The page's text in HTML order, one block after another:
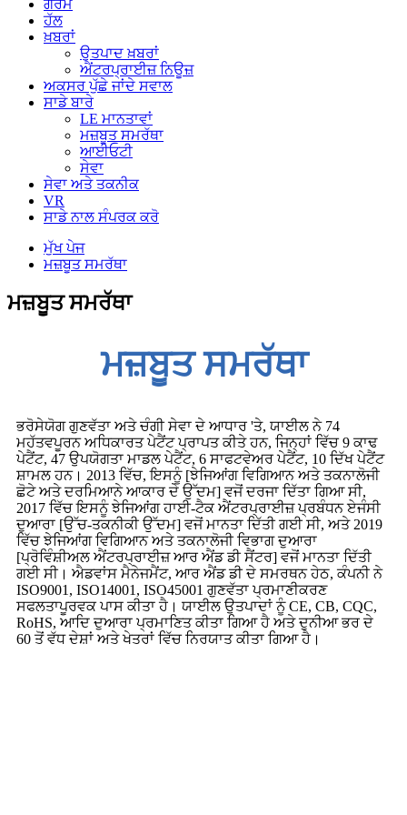
ਗਰਮ
ਹੱਲ
ਖ਼ਬਰਾਂ
ਉਤਪਾਦ ਖ਼ਬਰਾਂ
ਐਂਟਰਪ੍ਰਾਈਜ਼ ਨਿਊਜ਼
ਅਕਸਰ ਪੁੱਛੇ ਜਾਂਦੇ ਸਵਾਲ
ਸਾਡੇ ਬਾਰੇ
LE ਮਾਨਤਾਵਾਂ
ਮਜ਼ਬੂਤ ​​ਸਮਰੱਥਾ
ਆਈਓਟੀ
ਸੇਵਾ
ਸੇਵਾ ਅਤੇ ਤਕਨੀਕ
VR
ਸਾਡੇ ਨਾਲ ਸੰਪਰਕ ਕਰੋ
ਮੁੱਖ ਪੇਜ
ਮਜ਼ਬੂਤ ​​ਸਮਰੱਥਾ
ਮਜ਼ਬੂਤ ​​ਸਮਰੱਥਾ
ਮਜ਼ਬੂਤ ​​ਸਮਰੱਥਾ
ਭਰੋਸੇਯੋਗ ਗੁਣਵੱਤਾ ਅਤੇ ਚੰਗੀ ਸੇਵਾ ਦੇ ਆਧਾਰ 'ਤੇ, ਯਾਈਲ ਨੇ 74
ਮਹੱਤਵਪੂਰਨ ਅਧਿਕਾਰਤ ਪੇਟੈਂਟ ਪ੍ਰਾਪਤ ਕੀਤੇ ਹਨ, ਜਿਨ੍ਹਾਂ ਵਿੱਚ 9 ਕਾਢ
ਪੇਟੈਂਟ, 47 ਉਪਯੋਗਤਾ ਮਾਡਲ ਪੇਟੈਂਟ, 6 ਸਾਫਟਵੇਅਰ ਪੇਟੈਂਟ, 10 ਦਿੱਖ ਪੇਟੈਂਟ
ਸ਼ਾਮਲ ਹਨ। 2013 ਵਿੱਚ, ਇਸਨੂੰ [ਝੇਜਿਆਂਗ ਵਿਗਿਆਨ ਅਤੇ ਤਕਨਾਲੋਜੀ
ਛੋਟੇ ਅਤੇ ਦਰਮਿਆਨੇ ਆਕਾਰ ਦੇ ਉੱਦਮ] ਵਜੋਂ ਦਰਜਾ ਦਿੱਤਾ ਗਿਆ ਸੀ,
2017 ਵਿੱਚ ਇਸਨੂੰ ਝੇਜਿਆਂਗ ਹਾਈ-ਟੈਕ ਐਂਟਰਪ੍ਰਾਈਜ਼ ਪ੍ਰਬੰਧਨ ਏਜੰਸੀ
ਦੁਆਰਾ [ਉੱਚ-ਤਕਨੀਕੀ ਉੱਦਮ] ਵਜੋਂ ਮਾਨਤਾ ਦਿੱਤੀ ਗਈ ਸੀ, ਅਤੇ 2019
ਵਿੱਚ ਝੇਜਿਆਂਗ ਵਿਗਿਆਨ ਅਤੇ ਤਕਨਾਲੋਜੀ ਵਿਭਾਗ ਦੁਆਰਾ
[ਪ੍ਰੋਵਿੰਸ਼ੀਅਲ ਐਂਟਰਪ੍ਰਾਈਜ਼ ਆਰ ਐਂਡ ਡੀ ਸੈਂਟਰ] ਵਜੋਂ ਮਾਨਤਾ ਦਿੱਤੀ
ਗਈ ਸੀ। ਐਡਵਾਂਸ ਮੈਨੇਜਮੈਂਟ, ਆਰ ਐਂਡ ਡੀ ਦੇ ਸਮਰਥਨ ਹੇਠ, ਕੰਪਨੀ ਨੇ
ISO9001, ISO14001, ISO45001 ਗੁਣਵੱਤਾ ਪ੍ਰਮਾਣੀਕਰਣ
ਸਫਲਤਾਪੂਰਵਕ ਪਾਸ ਕੀਤਾ ਹੈ। ਯਾਈਲ ਉਤਪਾਦਾਂ ਨੂੰ CE, CB, CQC,
RoHS, ਆਦਿ ਦੁਆਰਾ ਪ੍ਰਮਾਣਿਤ ਕੀਤਾ ਗਿਆ ਹੈ ਅਤੇ ਦੁਨੀਆ ਭਰ ਦੇ
60 ਤੋਂ ਵੱਧ ਦੇਸ਼ਾਂ ਅਤੇ ਖੇਤਰਾਂ ਵਿੱਚ ਨਿਰਯਾਤ ਕੀਤਾ ਗਿਆ ਹੈ।